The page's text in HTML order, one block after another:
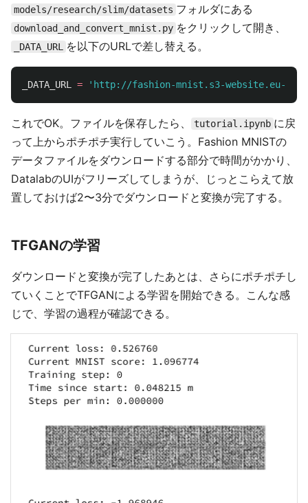
models/research/slim/datasets フォルダにある
download_and_convert_mnist.py をクリックして開き、
_DATA_URL を以下のURLで差し替える。
_DATA_URL = ' http://fashion-mnist.s3-website.eu-
これでOK。ファイルを保存したら、 tutorial.ipynb に戻
って上からポチポチ実行していこう。Fashion MNISTの
データファイルをダウンロードする部分で時間がかかり、
DatalabのUIがフリーズしてしまうが、じっとこらえて放
置しておけば2〜3分でダウンロードと変換が完了する。
TFGANの学習
ダウンロードと変換が完了したあとは、さらにポチポチし
ていくことでTFGANによる学習を開始できる。こんな感
じで、学習の過程が確認できる。